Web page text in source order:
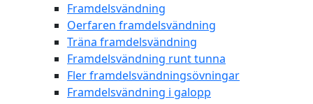
Framdelsvändning
Oerfaren framdelsvändning
Träna framdelsvändning
Framdelsvändning runt tunna
Fler framdelsvändningsövningar
Framdelsvändning i galopp